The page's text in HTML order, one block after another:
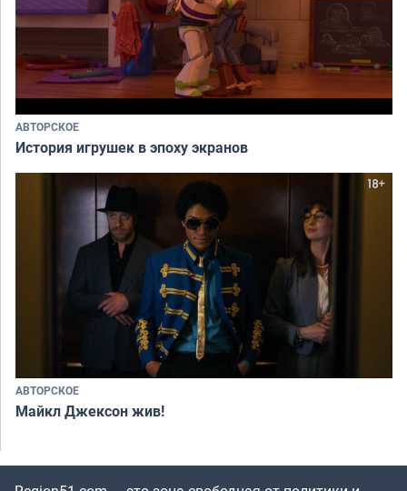
АВТОРСКОЕ
История игрушек в эпоху экранов
АВТОРСКОЕ
Майкл Джексон жив!